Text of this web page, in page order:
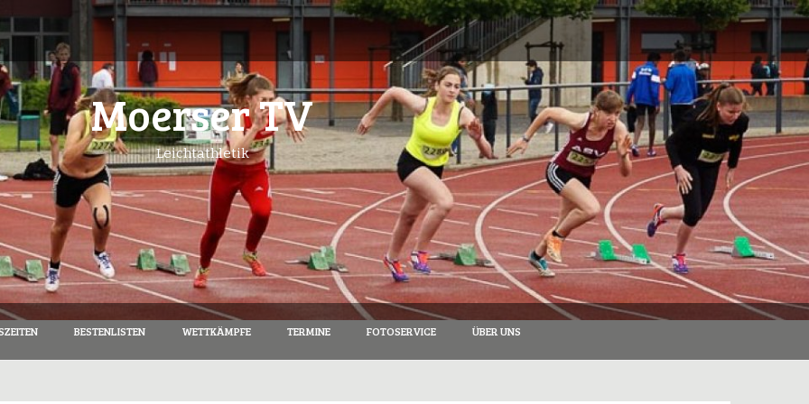
Moerser TV
Leichtathletik
BESTENLISTEN WETTKÄMPFE TERMINE FOTOSERVICE ÜBER UNS